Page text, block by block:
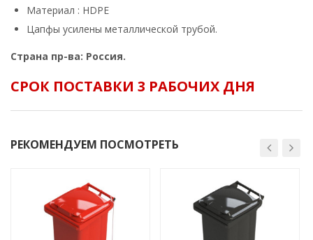
Материал : HDPE
Цапфы усилены металлической трубой.
Страна пр-ва: Россия.
СРОК ПОСТАВКИ 3 РАБОЧИХ ДНЯ
РЕКОМЕНДУЕМ ПОСМОТРЕТЬ